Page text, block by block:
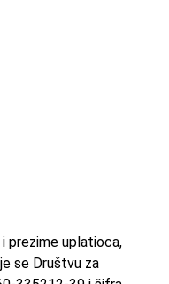
prezime uplatioca,
se Društvu za